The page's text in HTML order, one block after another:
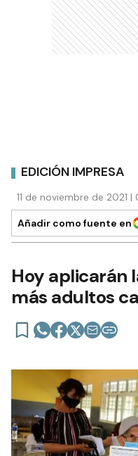
EDICIÓN IMPRESA
11 de noviembre de 2021
Añadir como fuente en
Hoy aplicarán
más adultos